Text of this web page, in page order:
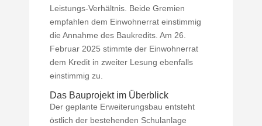
Leistungs-Verhältnis. Beide Gremien
empfahlen dem Einwohnerrat einstimmig
die Annahme des Baukredits. Am 26.
Februar 2025 stimmte der Einwohnerrat
dem Kredit in zweiter Lesung ebenfalls
einstimmig zu.
Das Bauprojekt im Überblick
Der geplante Erweiterungsbau entsteht
östlich der bestehenden Schulanlage